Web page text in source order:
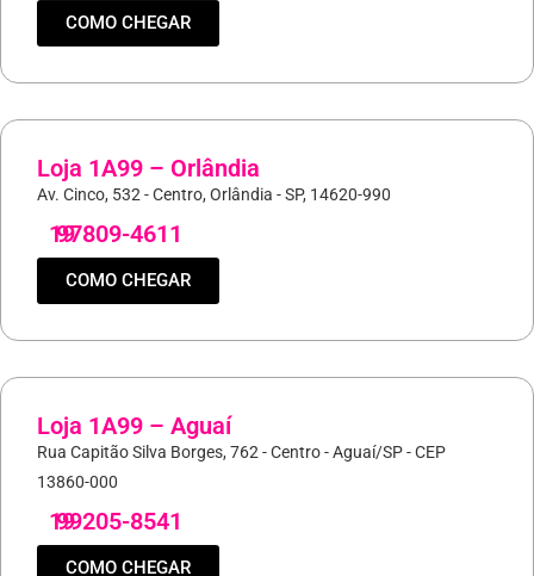
COMO CHEGAR
Loja 1A99 – Orlândia
Av. Cinco, 532 - Centro, Orlândia - SP, 14620-990
19
97809-4611
COMO CHEGAR
Loja 1A99 – Aguaí
Rua Capitão Silva Borges, 762 - Centro - Aguaí/SP - CEP
13860-000
19
99205-8541
COMO CHEGAR